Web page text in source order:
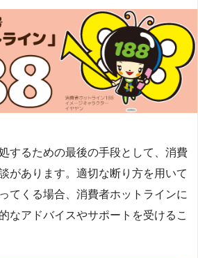
するための最後の手段として、消費
があります。適切な断り方を用いて
てくる場合、消費者ホットラインに
なアドバイスやサポートを受けるこ